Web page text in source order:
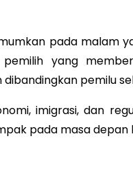
pada malam
pemilih yang
pemilu
imigrasi, dan
pada masa depan